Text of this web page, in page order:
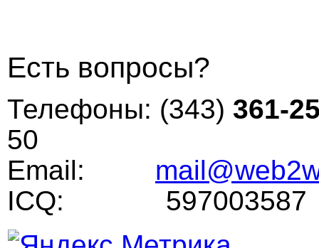
Есть вопросы?
Телефоны: (343) 361-
50
Email:
ICQ: 597003587